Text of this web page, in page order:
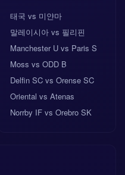
태국 vs 미얀마
말레이시아 vs 필리핀
Manchester U vs Paris S
Moss vs ODD B
Delfin SC vs Orense SC
Oriental vs Atenas
Norrby IF vs Orebro SK